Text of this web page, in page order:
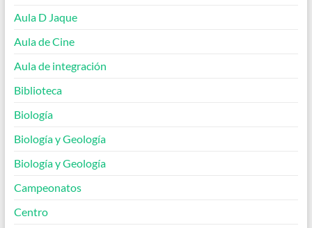
Aula D Jaque
Aula de Cine
Aula de integración
Biblioteca
Biología
Biología y Geología
Biología y Geología
Campeonatos
Centro